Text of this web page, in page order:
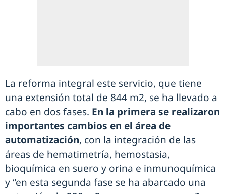
La reforma integral este servicio, que tiene
una extensión total de 844 m2, se ha llevado a
cabo en dos fases. En la primera se realizaron
importantes cambios en el área de
automatización, con la integración de las
áreas de hematimetría, hemostasia,
bioquímica en suero y orina e inmunoquímica
y “en esta segunda fase se ha abarcado una